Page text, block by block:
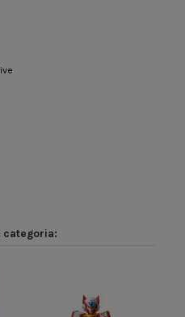
categoria: